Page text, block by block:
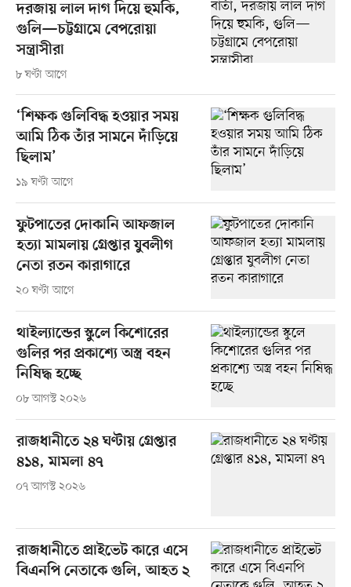
দরজায় লাল দাগ দিয়ে হুমকি,
গুলি—চট্টগ্রামে বেপরোয়া
সন্ত্রাসীরা
৮ ঘণ্টা আগে
‘শিক্ষক গুলিবিদ্ধ হওয়ার সময়
আমি ঠিক তাঁর সামনে দাঁড়িয়ে
ছিলাম’
১৯ ঘণ্টা আগে
ফুটপাতের দোকানি আফজাল
হত্যা মামলায় গ্রেপ্তার যুবলীগ
নেতা রতন কারাগারে
২০ ঘণ্টা আগে
থাইল্যান্ডের স্কুলে কিশোরের
গুলির পর প্রকাশ্যে অস্ত্র বহন
নিষিদ্ধ হচ্ছে
০৮ আগস্ট ২০২৬
রাজধানীতে ২৪ ঘণ্টায় গ্রেপ্তার
৪১৪, মামলা ৪৭
০৭ আগস্ট ২০২৬
রাজধানীতে প্রাইভেট কারে এসে
বিএনপি নেতাকে গুলি, আহত ২